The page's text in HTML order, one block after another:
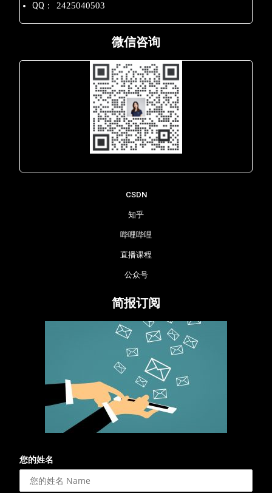
QQ：2425040503
微信咨询
CSDN
知乎
哔哩哔哩
直播课程
公众号
简报订阅
您的姓名